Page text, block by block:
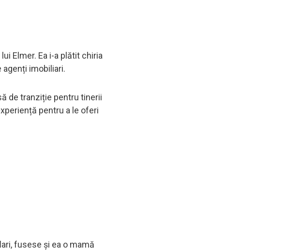
Elmer. Ea i-a plătit chiria
imobiliari.
de tranziție pentru tinerii
pentru a le oferi
fusese și ea o mamă